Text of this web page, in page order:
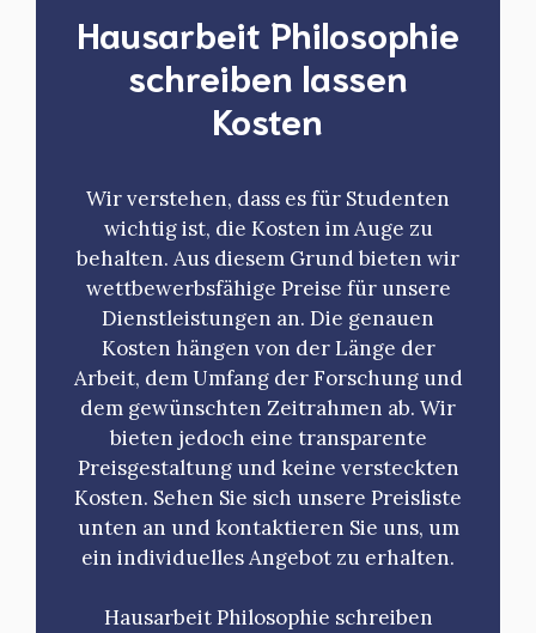
Hausarbeit Philosophie
schreiben lassen
Kosten
Wir verstehen, dass es für Studenten
wichtig ist, die Kosten im Auge zu
behalten. Aus diesem Grund bieten wir
wettbewerbsfähige Preise für unsere
Dienstleistungen an. Die genauen
Kosten hängen von der Länge der
Arbeit, dem Umfang der Forschung und
dem gewünschten Zeitrahmen ab. Wir
bieten jedoch eine transparente
Preisgestaltung und keine versteckten
Kosten. Sehen Sie sich unsere Preisliste
unten an und kontaktieren Sie uns, um
ein individuelles Angebot zu erhalten.
Hausarbeit Philosophie schreiben